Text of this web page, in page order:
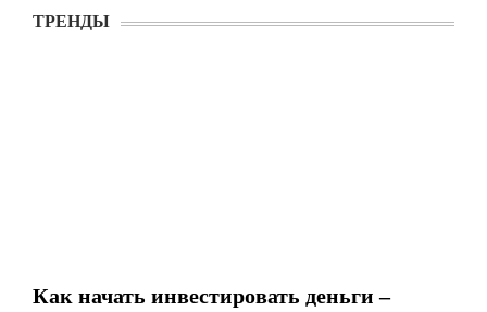
ТРЕНДЫ
Как начать инвестировать деньги –